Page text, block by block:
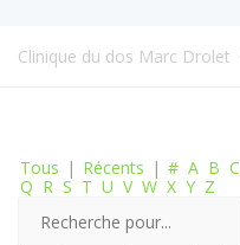
Clinique du dos Marc Drolet
Tous | Récents | # A B C
Q R S T U V W X Y Z